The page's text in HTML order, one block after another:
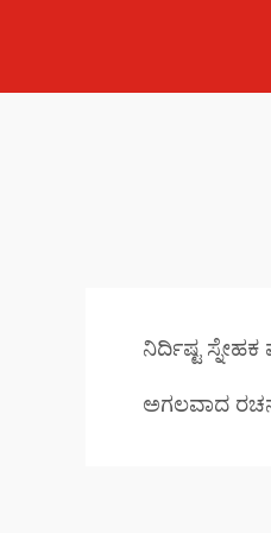
ನಿರ್ದಿಷ್ಟ
ಅಗಲವಾದ